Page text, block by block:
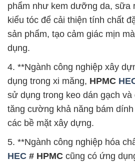
phẩm như kem dưỡng da, sữa
kiểu tóc để cải thiện tính chất
sản phẩm, tạo cảm giác mịn
dụng.
4. **Ngành công nghiệp xây
dụng trong xi măng, HPMC
sử dụng trong keo dán gạch
tăng cường khả năng bám
các bề mặt xây dựng.
5. **Ngành công nghiệp hóa
HEC # HPMC cũng có ứng